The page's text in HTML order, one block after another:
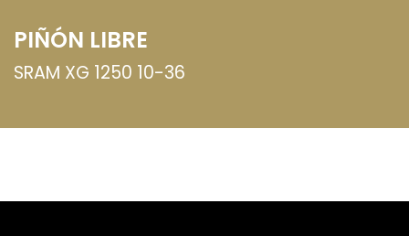
PIÑÓN LIBRE
SRAM XG 1250 10-36